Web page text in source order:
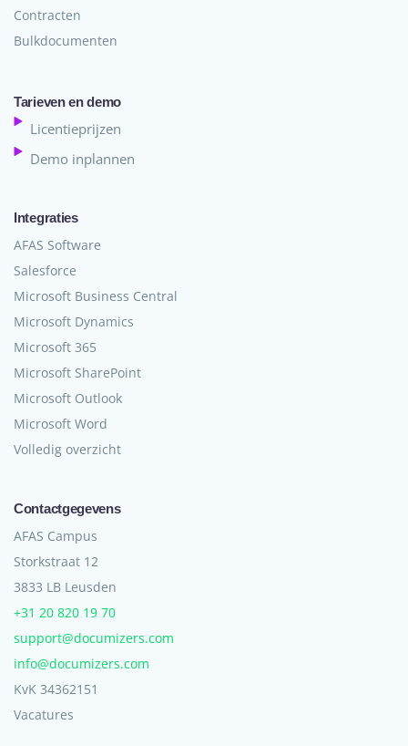
Contracten
Bulkdocumenten
Tarieven en demo
Licentieprijzen
Demo inplannen
Integraties
AFAS Software
Salesforce
Microsoft Business Central
Microsoft Dynamics
Microsoft 365
Microsoft SharePoint
Microsoft Outlook
Microsoft Word
Volledig overzicht
Contactgegevens
AFAS Campus
Storkstraat 12
3833 LB Leusden
+31 20 820 19 70
support@documizers.com
info@documizers.com
KvK 34362151
Vacatures